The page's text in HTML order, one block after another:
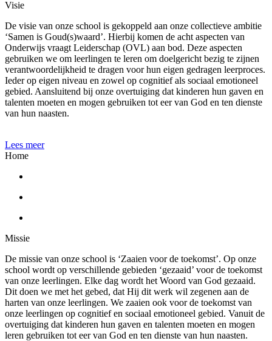
Visie
De visie van onze school is gekoppeld aan onze collectieve ambitie
‘Samen is Goud(s)waard’. Hierbij komen de acht aspecten van
Onderwijs vraagt Leiderschap (OVL) aan bod. Deze aspecten
gebruiken we om leerlingen te leren om doelgericht bezig te zijnen
verantwoordelijkheid te dragen voor hun eigen gedragen leerproces.
Ieder op eigen niveau en zowel op cognitief als sociaal emotioneel
gebied. Aansluitend bij onze overtuiging dat kinderen hun gaven en
talenten moeten en mogen gebruiken tot eer van God en ten dienste
van hun naasten.
Lees meer
Home
Missie
De missie van onze school is ‘Zaaien voor de toekomst’. Op onze
school wordt op verschillende gebieden ‘gezaaid’ voor de toekomst
van onze leerlingen. Elke dag wordt het Woord van God gezaaid.
Dit doen we met het gebed, dat Hij dit werk wil zegenen aan de
harten van onze leerlingen. We zaaien ook voor de toekomst van
onze leerlingen op cognitief en sociaal emotioneel gebied. Vanuit de
overtuiging dat kinderen hun gaven en talenten moeten en mogen
leren gebruiken tot eer van God en ten dienste van hun naasten.